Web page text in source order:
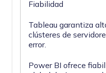
Fiabilidad
Tableau garantiza
clústeres de
error.
Power BI ofrece